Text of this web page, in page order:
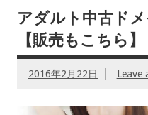
アダルト中古ド
【販売もこちら】
2016年2月22日 Leave